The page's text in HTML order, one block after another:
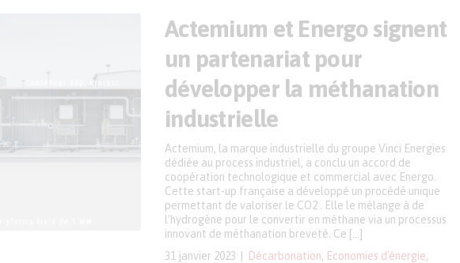
Actemium et Energo signent
un partenariat pour
développer la méthanation
industrielle
31 janvier 2023 Décarbonation Economies d'énergie
Actemium, la marque industrielle du groupe Vinci Energies
dédiée au process industriel, a conclu un accord de
coopération technologique et commercial avec Energo.
Cette start-up française a développé un procédé unique
permettant de valoriser le CO2 . Elle le mélange à de
l’hydrogène pour le convertir en méthane via un processus
innovant de méthanation breveté. Ce […]